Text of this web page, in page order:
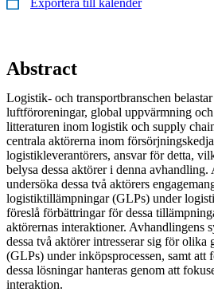
Abstract
Logistik- och transportbranschen
luftföroreningar, global uppvärmning
litteraturen inom logistik och supply
centrala aktörerna inom
logistikleverantörers, ansvar för detta,
belysa dessa aktörer i denna
undersöka dessa två aktörers
logistiktillämpningar (GLPs) under
föreslå förbättringar för dessa
aktörernas interaktioner. Avhandlingens
dessa två aktörer intresserar sig för
(GLPs) under inköpsprocessen, samt att
dessa lösningar hanteras genom att
interaktion.